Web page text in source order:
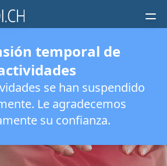
Espalda
temporal de
se han suspendido
Le agradecemos
su confianza.